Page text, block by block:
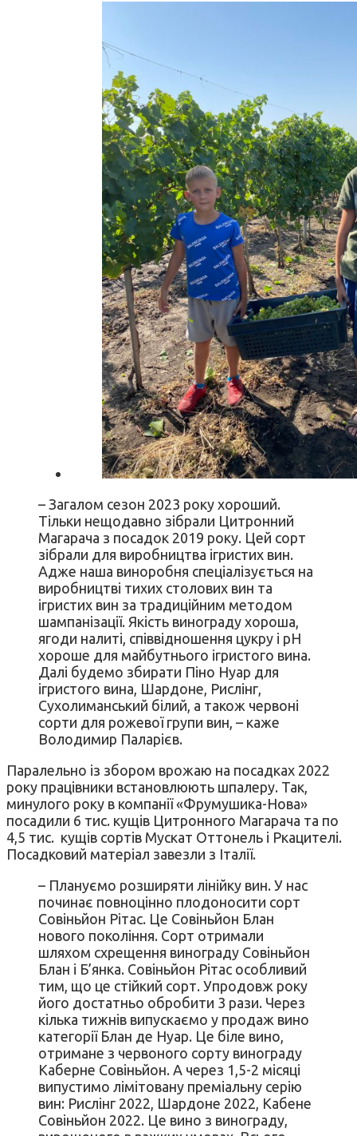
– Загалом сезон 2023 року хороший.
Тільки нещодавно зібрали Цитронний
Магарача з посадок 2019 року. Цей сорт
зібрали для виробництва ігристих вин.
Адже наша виноробня спеціалізується на
виробництві тихих столових вин та
ігристих вин за традиційним методом
шампанізації. Якість винограду хороша,
ягоди налиті, співвідношення цукру і рН
хороше для майбутнього ігристого вина.
Далі будемо збирати Піно Нуар для
ігристого вина, Шардоне, Рислінг,
Сухолиманський білий, а також червоні
сорти для рожевої групи вин, – каже
Володимир Паларієв.
Паралельно із збором врожаю на посадках 2022
року працівники встановлюють шпалеру. Так,
минулого року в компанії «Фрумушика-Нова»
посадили 6 тис. кущів Цитронного Магарача та по
4,5 тис. кущів сортів Мускат Оттонель і Ркацителі.
Посадковий матеріал завезли з Італії.
– Плануємо розширяти лінійку вин. У нас
починає повноцінно плодоносити сорт
Совіньйон Рітас. Це Совіньйон Блан
нового покоління. Сорт отримали
шляхом схрещення винограду Совіньйон
Блан і Б’янка. Совіньйон Рітас особливий
тим, що це стійкий сорт. Упродовж року
його достатньо обробити 3 рази. Через
кілька тижнів випускаємо у продаж вино
категорії Блан де Нуар. Це біле вино,
отримане з червоного сорту винограду
Каберне Совіньйон. А через 1,5-2 місяці
випустимо лімітовану преміальну серію
вин: Рислінг 2022, Шардоне 2022, Кабене
Совіньйон 2022. Це вино з винограду,